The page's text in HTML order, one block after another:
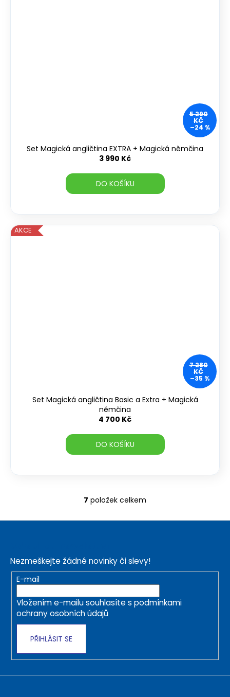
5 290
KČ
–24 %
Set Magická angličtina EXTRA + Magická němčina
3 990 Kč
DO KOŠÍKU
AKCE
7 280
KČ
–35 %
Set Magická angličtina Basic a Extra + Magická
němčina
4 700 Kč
DO KOŠÍKU
O
v
a
c
í
p
r
ý
p
7 položek celkem
Nezmeškejte žádné novinky či slevy!
E-mail
Vložením e-mailu souhlasíte s podmínkami
ochrany osobních údajů
PŘIHLÁSIT SE